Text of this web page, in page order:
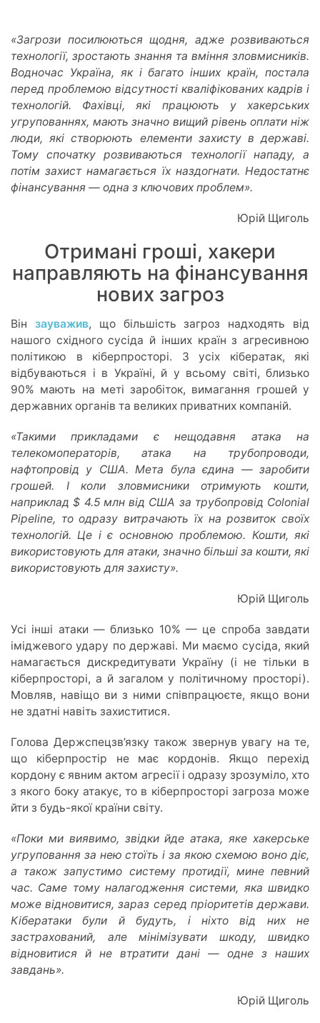
«Загрози посилюються щодня, адже розвиваються
технології, зростають знання та вміння зловмисників.
Водночас Україна, як і багато інших країн, постала
перед проблемою відсутності кваліфікованих кадрів і
технологій. Фахівці, які працюють у хакерських
угрупованнях, мають значно вищий рівень оплати ніж
люди, які створюють елементи захисту в державі.
Тому спочатку розвиваються технології нападу, а
потім захист намагається їх наздогнати. Недостатнє
фінансування — одна з ключових проблем».
Юрій Щиголь
Отримані гроші, хакери
направляють на фінансування
нових загроз
Він зауважив, що більшість загроз надходять від
нашого східного сусіда й інших країн з агресивною
політикою в кіберпросторі. З усіх кібератак, які
відбуваються і в Україні, й у всьому світі, близько
90% мають на меті заробіток, вимагання грошей у
державних органів та великих приватних компаній.
«Такими прикладами є нещодавня атака на
телекомоператорів, атака на трубопроводи,
нафтопровід у США. Мета була єдина — заробити
грошей. І коли зловмисники отримують кошти,
наприклад $ 4.5 млн від США за трубопровід Colonial
Pipeline, то одразу витрачають їх на розвиток своїх
технологій. Це і є основною проблемою. Кошти, які
використовують для атаки, значно більші за кошти, які
використовують для захисту».
Юрій Щиголь
Усі інші атаки — близько 10% — це спроба завдати
іміджевого удару по державі. Ми маємо сусіда, який
намагається дискредитувати Україну (і не тільки в
кіберпросторі, а й загалом у політичному просторі).
Мовляв, навіщо ви з ними співпрацюєте, якщо вони
не здатні навіть захиститися.
Голова Держспецзв’язку також звернув увагу на те,
що кіберпростір не має кордонів. Якщо перехід
кордону є явним актом агресії і одразу зрозуміло, хто
з якого боку атакує, то в кіберпросторі загроза може
йти з будь-якої країни світу.
«Поки ми виявимо, звідки йде атака, яке хакерське
угруповання за нею стоїть і за якою схемою воно діє,
а також запустимо систему протидії, мине певний
час. Саме тому налагодження системи, яка швидко
може відновитися, зараз серед пріоритетів держави.
Кібератаки були й будуть, і ніхто від них не
застрахований, але мінімізувати шкоду, швидко
відновитися й не втратити дані — одне з наших
завдань».
Юрій Щиголь